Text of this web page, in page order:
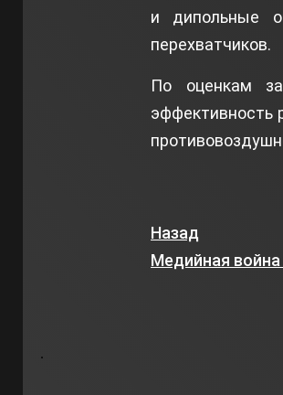
и дипольные
перехватчиков.
По оценкам
эффективность
Назад
Медийная война